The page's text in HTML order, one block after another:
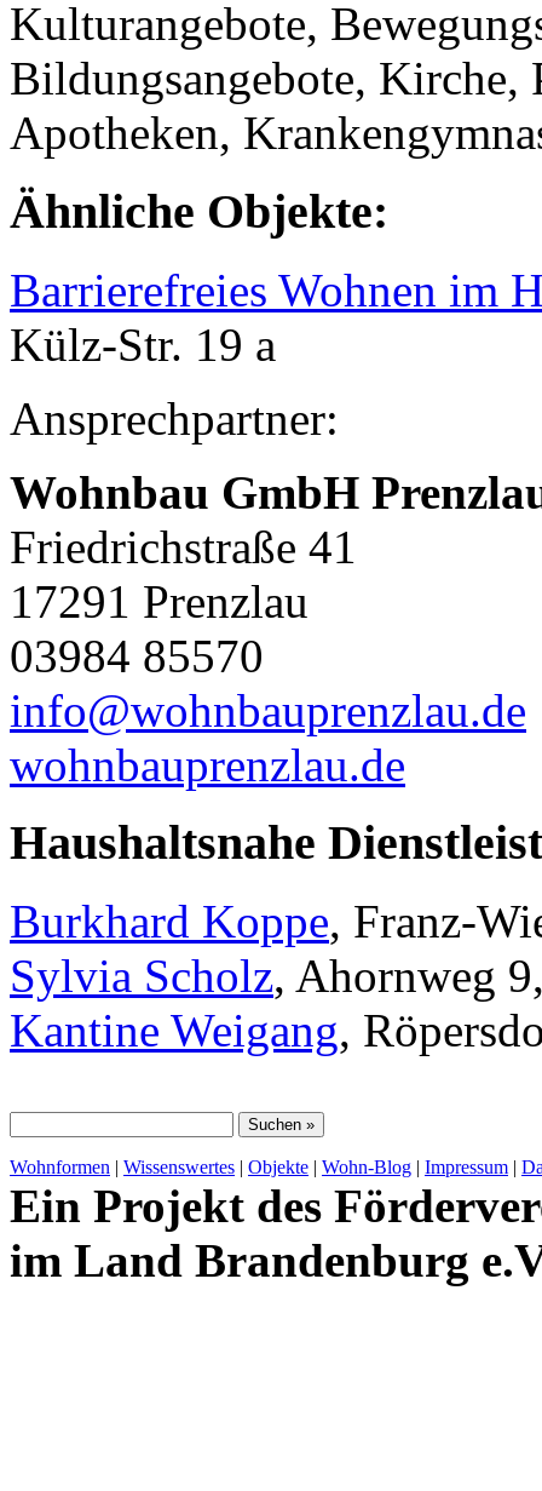
Kulturangebote,
Bildungsangebote, Kirche,
Apotheken,
Ähnliche Objekte:
Barrierefreies Wohnen im
Külz-Str. 19 a
Ansprechpartner:
Wohnbau GmbH
Friedrichstraße 41
17291 Prenzlau
03984 85570
info@wohnbauprenzlau.de
wohnbauprenzlau.de
Haushaltsnahe
Burkhard Koppe, Franz-
Sylvia Scholz, Ahornweg
Kantine Weigang,
Wohnformen | Wissenswertes | Objekte | Wohn-Blog | Impressum |
Ein Projekt des
im Land Brandenburg